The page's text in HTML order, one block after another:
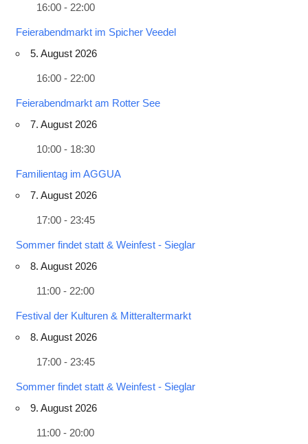
16:00 - 22:00
Feierabendmarkt im Spicher Veedel
5. August 2026
16:00 - 22:00
Feierabendmarkt am Rotter See
7. August 2026
10:00 - 18:30
Familientag im AGGUA
7. August 2026
17:00 - 23:45
Sommer findet statt & Weinfest - Sieglar
8. August 2026
11:00 - 22:00
Festival der Kulturen & Mitteraltermarkt
8. August 2026
17:00 - 23:45
Sommer findet statt & Weinfest - Sieglar
9. August 2026
11:00 - 20:00